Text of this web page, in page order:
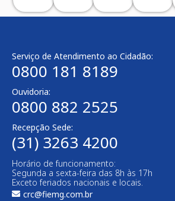
Serviço de Atendimento ao Cidadão:
0800 181 8189
Ouvidoria:
0800 882 2525​
Recepção Sede:
(31) 3263 4200
Horário de funcionamento:
Segunda a sexta-feira das 8h às 17h
Exceto feriados nacionais e locais.
crc@fiemg.com.br